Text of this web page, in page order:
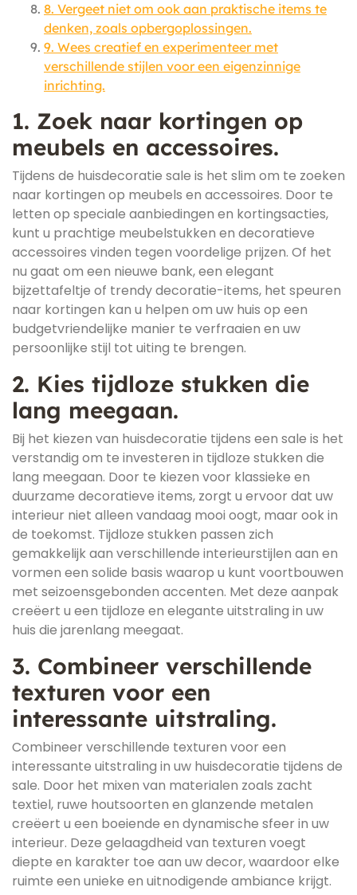
8. Vergeet niet om ook aan praktische items te
denken, zoals opbergoplossingen.
9. Wees creatief en experimenteer met
verschillende stijlen voor een eigenzinnige
inrichting.
1. Zoek naar kortingen op
meubels en accessoires.
Tijdens de huisdecoratie sale is het slim om te zoeken
naar kortingen op meubels en accessoires. Door te
letten op speciale aanbiedingen en kortingsacties,
kunt u prachtige meubelstukken en decoratieve
accessoires vinden tegen voordelige prijzen. Of het
nu gaat om een nieuwe bank, een elegant
bijzettafeltje of trendy decoratie-items, het speuren
naar kortingen kan u helpen om uw huis op een
budgetvriendelijke manier te verfraaien en uw
persoonlijke stijl tot uiting te brengen.
2. Kies tijdloze stukken die
lang meegaan.
Bij het kiezen van huisdecoratie tijdens een sale is het
verstandig om te investeren in tijdloze stukken die
lang meegaan. Door te kiezen voor klassieke en
duurzame decoratieve items, zorgt u ervoor dat uw
interieur niet alleen vandaag mooi oogt, maar ook in
de toekomst. Tijdloze stukken passen zich
gemakkelijk aan verschillende interieurstijlen aan en
vormen een solide basis waarop u kunt voortbouwen
met seizoensgebonden accenten. Met deze aanpak
creëert u een tijdloze en elegante uitstraling in uw
huis die jarenlang meegaat.
3. Combineer verschillende
texturen voor een
interessante uitstraling.
Combineer verschillende texturen voor een
interessante uitstraling in uw huisdecoratie tijdens de
sale. Door het mixen van materialen zoals zacht
textiel, ruwe houtsoorten en glanzende metalen
creëert u een boeiende en dynamische sfeer in uw
interieur. Deze gelaagdheid van texturen voegt
diepte en karakter toe aan uw decor, waardoor elke
ruimte een unieke en uitnodigende ambiance krijgt.